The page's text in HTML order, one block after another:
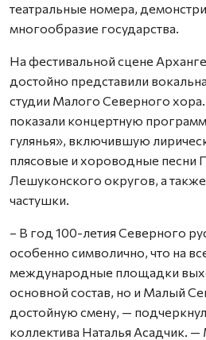
театральные номера,
многообразие государства.
На фестивальной сцене
достойно представили
студии Малого Северного
показали концертную
гулянья», включившую
плясовые и хороводные песни
Лешуконского округов, а
частушки.
– В год 100-летия Северного
особенно символично, что на
международные площадки
основной состав, но и Малый
достойную смену, —
коллектива Наталья Асадчик.